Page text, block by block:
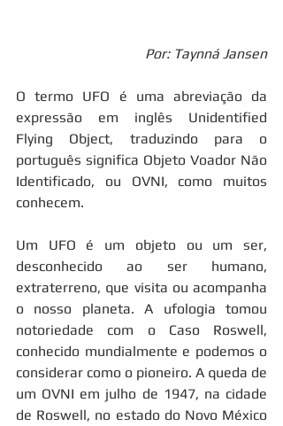
Por: Taynná Jansen
O termo UFO é uma abreviação da
expressão em inglês Unidentified
Flying Object, traduzindo para o
português significa Objeto Voador Não
Identificado, ou OVNI, como muitos
conhecem.
Um UFO é um objeto ou um ser,
desconhecido ao ser humano,
extraterreno, que visita ou acompanha
o nosso planeta. A ufologia tomou
notoriedade com o Caso Roswell,
conhecido mundialmente e podemos o
considerar como o pioneiro. A queda de
um OVNI em julho de 1947, na cidade
de Roswell, no estado do Novo México